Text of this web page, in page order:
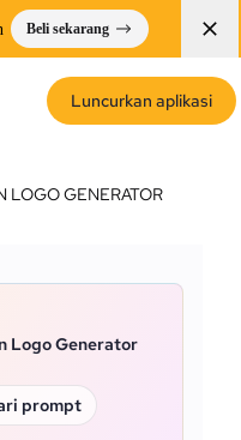
Beli sekarang
Luncurkan aplikasi
LOGO GENERATOR
Logo Generator
prompt